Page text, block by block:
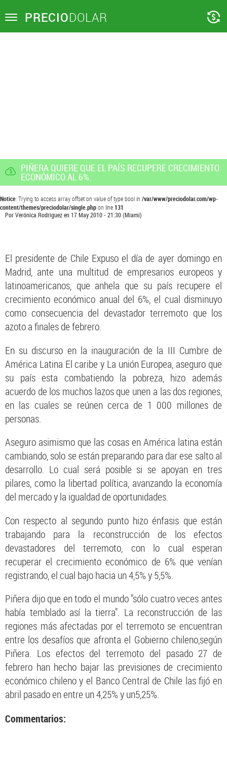
Toggle PRECIODOLAR
PIÑERA QUIERE QUE EL PAÍS RECUPERE CRECIMIENTO
ECONÓMICO AL 6%.
Notice: Trying to access array offset on value of type bool in /var/www/preciodolar.com/wp-
content/themes/preciodolar/single.phpon line131
PorVerónica Rodriguezen17 May 2010 - 21:30(Miami)
El presidente de Chile Expuso el día de ayer domingo en
Madrid, ante una multitud de empresarios europeos y
latinoamericanos, que anhela que su país recupere el
crecimiento económico anual del 6%, el cual disminuyo
como consecuencia del devastador terremoto que los
azoto a finales de febrero.
En su discurso en la inauguración de la III Cumbre de
América Latina El caribe y La unión Europea, aseguro que
su país esta combatiendo la pobreza, hizo además
acuerdo de los muchos lazos que unen a las dos regiones,
en las cuales se reúnen cerca de 1 000 millones de
personas.
Aseguro asimismo que las cosas en América latina están
cambiando, solo se están preparando para dar ese salto al
desarrollo. Lo cual será posible si se apoyan en tres
pilares, como la libertad política, avanzando la economía
del mercado y la igualdad de oportunidades.
Con respecto al segundo punto hizo énfasis que están
trabajando para la reconstrucción de los efectos
devastadores del terremoto, con lo cual esperan
recuperar el crecimiento económico de 6% que venían
registrando, el cual bajo hacia un 4,5% y 5,5%.
Piñera dijo que en todo el mundo "sólo cuatro veces antes
había temblado así la tierra". La reconstrucción de las
regiones más afectadas por el terremoto se encuentran
entre los desafíos que afronta el Gobierno chileno,según
Piñera. Los efectos del terremoto del pasado 27 de
febrero han hecho bajar las previsiones de crecimiento
económico chileno y el Banco Central de Chile las fijó en
abril pasado en entre un 4,25% y un5,25%.
Commentarios: